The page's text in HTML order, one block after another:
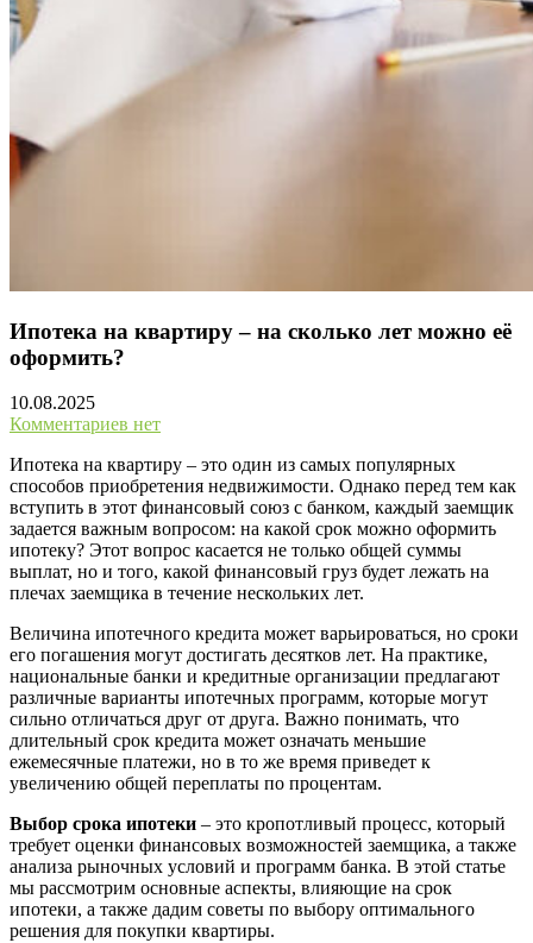
Ипотека на квартиру – на сколько лет можно её
оформить?
10.08.2025
Комментариев нет
Ипотека на квартиру – это один из самых популярных
способов приобретения недвижимости. Однако перед тем как
вступить в этот финансовый союз с банком, каждый заемщик
задается важным вопросом: на какой срок можно оформить
ипотеку? Этот вопрос касается не только общей суммы
выплат, но и того, какой финансовый груз будет лежать на
плечах заемщика в течение нескольких лет.
Величина ипотечного кредита может варьироваться, но сроки
его погашения могут достигать десятков лет. На практике,
национальные банки и кредитные организации предлагают
различные варианты ипотечных программ, которые могут
сильно отличаться друг от друга. Важно понимать, что
длительный срок кредита может означать меньшие
ежемесячные платежи, но в то же время приведет к
увеличению общей переплаты по процентам.
Выбор срока ипотеки – это кропотливый процесс, который
требует оценки финансовых возможностей заемщика, а также
анализа рыночных условий и программ банка. В этой статье
мы рассмотрим основные аспекты, влияющие на срок
ипотеки, а также дадим советы по выбору оптимального
решения для покупки квартиры.